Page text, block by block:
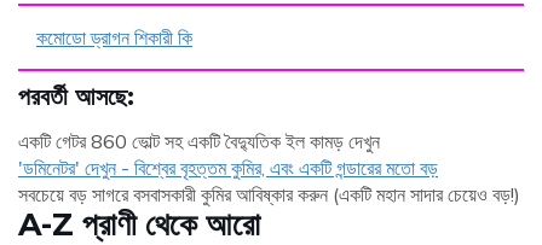
কমোডো ড্রাগন শিকারী কি
পরবর্তী আসছে:
একটি গেটর 860 ভোল্ট সহ একটি বৈদ্যুতিক ইল কামড় দেখুন
'ডমিনেটর' দেখুন - বিশ্বের বৃহত্তম কুমির, এবং একটি গন্ডারের মতো বড়
সবচেয়ে বড় সাগরে বসবাসকারী কুমির আবিষ্কার করুন (একটি মহান সাদার চেয়েও বড়!)
A-Z প্রাণী থেকে আরো